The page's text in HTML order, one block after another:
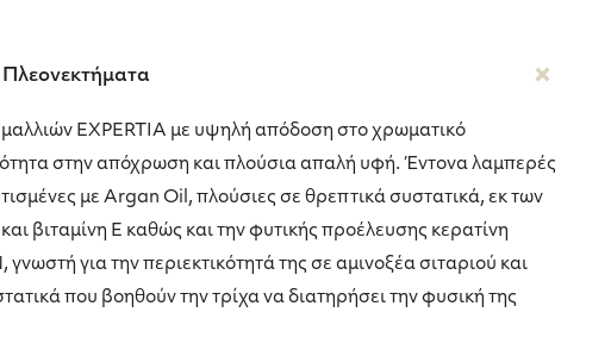
EXPERTIA με υψηλή απόδοση στο χρωματικό
στην απόχρωση και πλούσια απαλή υφή. Έντονα λαμπερές
με Argan Oil, πλούσιες σε θρεπτικά συστατικά, εκ των
βιταμίνη Ε καθώς και την φυτικής προέλευσης κερατίνη
για την περιεκτικότητά της σε αμινοξέα σιταριού και
που βοηθούν την τρίχα να διατηρήσει την φυσική της